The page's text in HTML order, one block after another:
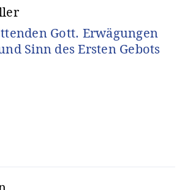
Gott. Erwägungen
Sinn des Ersten Gebots